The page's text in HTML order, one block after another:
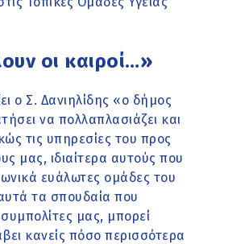
οι καιροί…»
ο Σ. Δανιηλίδης «ο δήμος
να πολλαπλασιάζει και
τις υπηρεσίες του προς
μας, ιδιαίτερα αυτούς που
ευάλωτες ομάδες του
τα σπουδαία που
μας, μπορεί
κανείς πόσο περισσότερα